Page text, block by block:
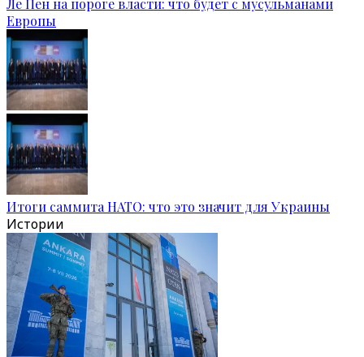
Ле Пен на пороге власти: что будет с мусульманами
Европы
Итоги саммита НАТО: что это значит для Украины
Истории